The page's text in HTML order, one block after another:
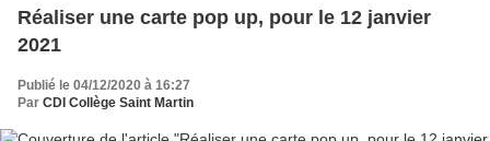
Réaliser une carte pop up, pour le 12 janvier
2021
Publié le 04/12/2020 à 16:27
Par CDI Collège Saint Martin